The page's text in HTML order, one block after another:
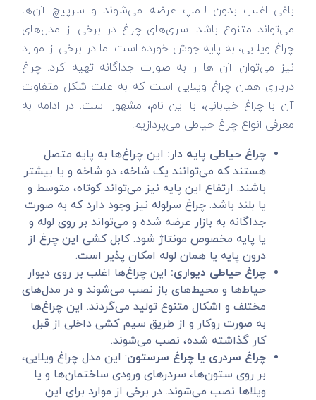
باغی اغلب بدون لامپ عرضه می‌شوند و سرپیچ آن‌ها
می‌تواند متنوع باشد. سری‌های چراغ در برخی از مدل‌های
چراغ ویلایی، به پایه جوش خورده است اما در برخی از موارد
نیز می‌توان آن ها را به صورت جداگانه تهیه کرد. چراغ
درباری همان چراغ ویلایی است که به علت شکل متفاوت
آن با چراغ خیابانی، با این نام، مشهور است. در ادامه به
معرفی انواع چراغ حیاطی می‌پردازیم:
چراغ حیاطی پایه دار: این چراغ‌ها به پایه متصل
هستند که می‌توانند یک شاخه، دو شاخه و یا بیشتر
باشند. ارتفاع این پایه نیز می‌تواند کوتاه، متوسط و
یا بلند باشد. چراغ سرلوله نیز وجود دارد که به صورت
جداگانه به بازار عرضه شده و می‌تواند بر روی لوله و
یا پایه مخصوص مونتاژ شود. کابل کشی این چرغ از
درون پایه یا همان لوله امکان پذیر است.
چراغ حیاطی دیواری: این چراغ‌ها اغلب بر روی دیوار
حیاط‌ها و محیط‌های باز نصب می‌شوند و در مدل‌های
مختلف و اشکال متنوع تولید می‌گردند. این چراغ‌ها
به صورت روکار و از طریق سیم کشی داخلی از قبل
کار گذاشته شده، نصب می‌شوند.
چراغ سردری یا چراغ سرستون: این مدل چراغ ویلایی،
بر روی ستون‌ها، سردرهای ورودی ساختمان‌ها و یا
ویلاها نصب می‌شوند. در برخی از موارد برای این